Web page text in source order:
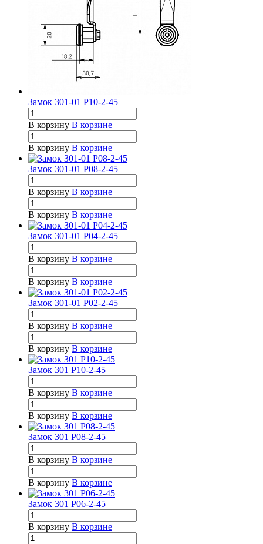
Замок З01-01 Р10-2-45
В корзину В корзине
В корзину В корзине
Замок З01-01 Р08-2-45
В корзину В корзине
В корзину В корзине
Замок З01-01 Р04-2-45
В корзину В корзине
В корзину В корзине
Замок З01-01 Р02-2-45
В корзину В корзине
В корзину В корзине
Замок З01 Р10-2-45
В корзину В корзине
В корзину В корзине
Замок З01 Р08-2-45
В корзину В корзине
В корзину В корзине
Замок 301 Р06-2-45
В корзину В корзине